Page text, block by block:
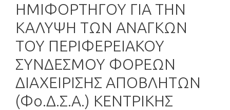
ΗΜΙΦΟΡΤΗΓΟΥ ΓΙΑ ΤΗΝ
ΚΑΛΥΨΗ ΤΩΝ ΑΝΑΓΚΩΝ
ΤΟΥ ΠΕΡΙΦΕΡΕΙΑΚΟΥ
ΣΥΝΔΕΣΜΟΥ ΦΟΡΕΩΝ
ΔΙΑΧΕΙΡΙΣΗΣ ΑΠΟΒΛΗΤΩΝ
(Φο.Δ.Σ.Α.) ΚΕΝΤΡΙΚΗΣ